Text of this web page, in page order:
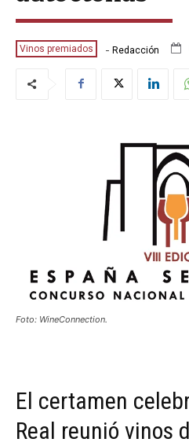
Vinos premiados - Redacción
Foto: WineConnection.
El certamen
Real reunió vinos